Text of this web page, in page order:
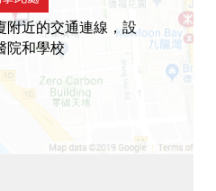
附近的交通連線，設
院和學校